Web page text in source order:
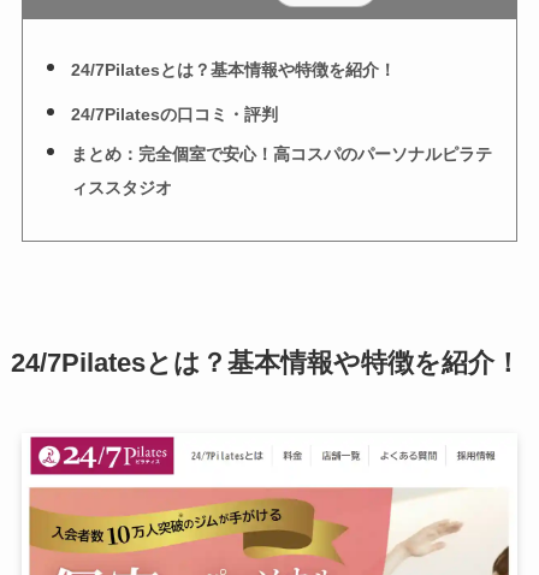
24/7Pilatesとは？基本情報や特徴を紹介！
24/7Pilatesの口コミ・評判
まとめ：完全個室で安心！高コスパのパーソナルピラテ
ィススタジオ
24/7Pilatesとは？基本情報や特徴を紹介！